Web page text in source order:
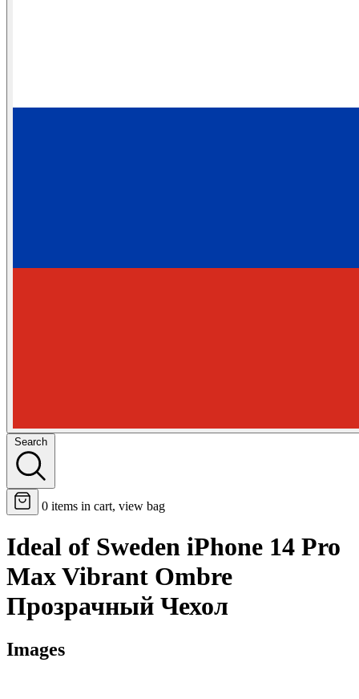
Search
0 items in cart, view bag
Ideal of Sweden iPhone 14 Pro
Max Vibrant Ombre
Прозрачный Чехол
Images